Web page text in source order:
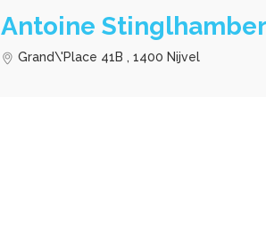
Antoine
Grand\'Place 41B , 1400 Nijvel